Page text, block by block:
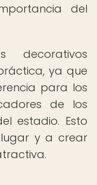
del
decorativos
ya que
para los
de los
estadio. Esto
y a crear